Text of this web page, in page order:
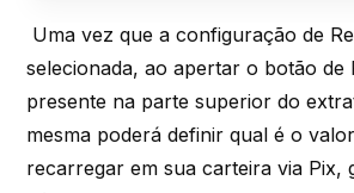
Uma vez que a configuração de
selecionada, ao apertar o botão de
presente na parte superior do
mesma poderá definir qual é o
recarregar em sua carteira via Pix,